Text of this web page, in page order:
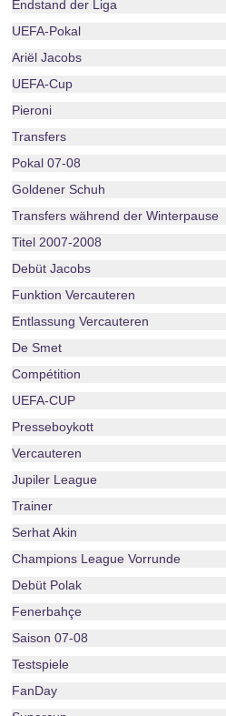
Endstand der Liga
UEFA-Pokal
Ariël Jacobs
UEFA-Cup
Pieroni
Transfers
Pokal 07-08
Goldener Schuh
Transfers während der Winterpause
Titel 2007-2008
Debüt Jacobs
Funktion Vercauteren
Entlassung Vercauteren
De Smet
Compétition
UEFA-CUP
Presseboykott
Vercauteren
Jupiler League
Trainer
Serhat Akin
Champions League Vorrunde
Debüt Polak
Fenerbahçe
Saison 07-08
Testspiele
FanDay